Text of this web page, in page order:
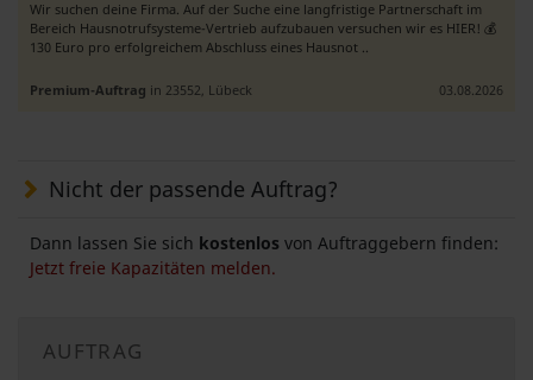
Wir suchen deine Firma. Auf der Suche eine langfristige Partnerschaft im
Bereich Hausnotrufsysteme-Vertrieb aufzubauen versuchen wir es HIER! 💰
130 Euro pro erfolgreichem Abschluss eines Hausnot ..
Premium-Auftrag in 23552, Lübeck 03.08.2026
Nicht der passende Auftrag?
Dann lassen Sie sich kostenlos von Auftraggebern finden:
Jetzt freie Kapazitäten melden.
AUFTRAG